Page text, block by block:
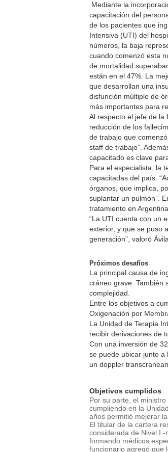
Mediante la
capacitación del
de los pacientes que
Intensiva (UTI) del
números, la baja
cuando comenzó esta
de mortalidad
están en el 47%. La
que desarrollan una
disfunción múltiple de
más importantes para
Al respecto el jefe de la
reducción de los
de trabajo que
staff de trabajo”.
capacitado es clave
Para el especialista, la
capacitadas del país.
órganos, que implica,
suplantar un pulmón”.
tratamiento en
“La UTI cuenta con un
exterior, y que se puso
generación”, valoró
Próximos desafíos
La principal causa de
cráneo grave. También
complejidad.
Entre los objetivos a
Oxigenación por
La Unidad de Terapia
recibir derivaciones de
Con una inversión de
se puede ubicar junto a
un doppler
Objetivos cumplidos
Por su parte, el
cumpliendo en la
años permitió mejorar
El titular de la cartera
considerada de Nivel I
formando médicos
funcionario agregó que